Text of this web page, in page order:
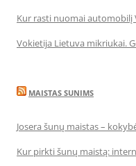
Kur rasti nuomai automobilį
Vokietija Lietuva mikriukai.
MAISTAS SUNIMS
Josera šunų maistas –
Kur pirkti šunų maistą: